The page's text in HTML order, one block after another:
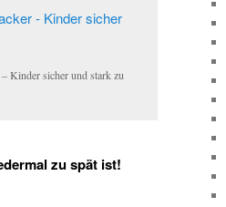
Kinder sicher und stark zu
zu spät ist!